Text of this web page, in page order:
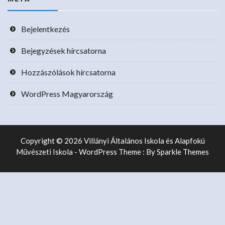
Bejelentkezés
Bejegyzések hírcsatorna
Hozzászólások hírcsatorna
WordPress Magyarország
Copyright © 2026 Villányi Általános Iskola és Alapfokú
Művészeti Iskola - WordPress Theme : BySparkle Themes